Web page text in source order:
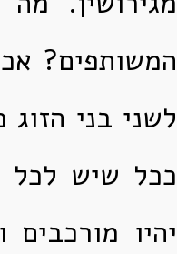
המשותפים?
לשני בני הזוג
ככל שיש לכל
יהיו